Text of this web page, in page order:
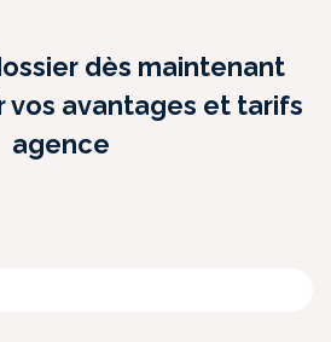
dès maintenant
vos avantages et tarifs
agence